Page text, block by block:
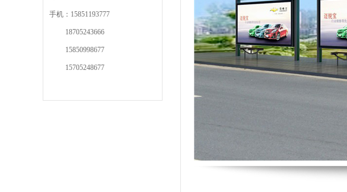
手机：15851193777
18705243666
15850998677
15705248677